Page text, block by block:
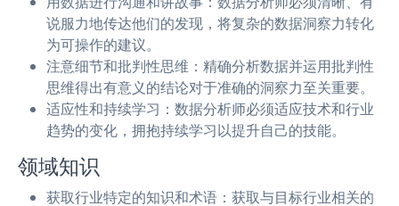
说服力地传达他们的发现，将复杂的数据洞察力转化
为可操作的建议。
注意细节和批判性思维：精确分析数据并运用批判性
思维得出有意义的结论对于准确的洞察力至关重要。
适应性和持续学习：数据分析师必须适应技术和行业
趋势的变化，拥抱持续学习以提升自己的技能。
领域知识
获取行业特定的知识和术语：获取与目标行业相关的